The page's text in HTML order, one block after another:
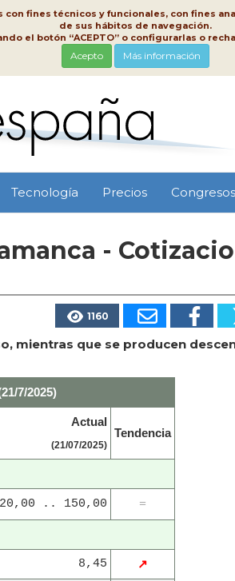
fines técnicos y funcionales, con fines
de sus hábitos de navegación.
el botón “ACEPTO” o configurarlas o
Acepto Más información
Tecnología Precios Congresos
-
1160
mientras que se producen
7/2025)
Actual
(21/07/2025)
Tendencia
.. 150,00 =
8,45 ↗